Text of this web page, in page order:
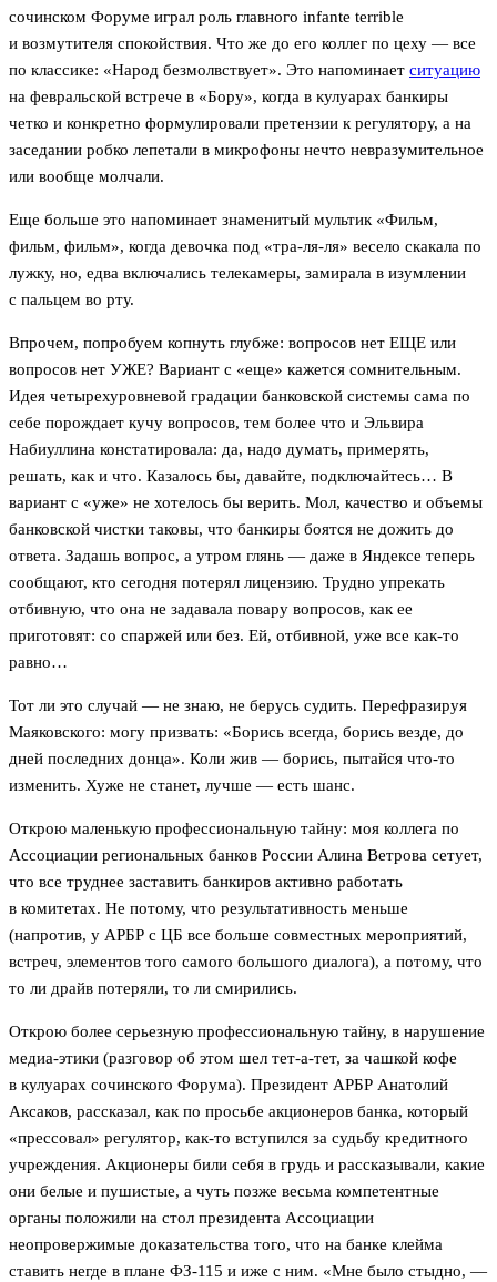
сочинском Форуме играл роль главного infante terrible
и возмутителя спокойствия. Что же до его коллег по цеху — все
по классике: «Народ безмолвствует». Это напоминает ситуацию
на февральской встрече в «Бору», когда в кулуарах банкиры
четко и конкретно формулировали претензии к регулятору, а на
заседании робко лепетали в микрофоны нечто невразумительное
или вообще молчали.
Еще больше это напоминает знаменитый мультик «Фильм,
фильм, фильм», когда девочка под «тра-ля-ля» весело скакала по
лужку, но, едва включались телекамеры, замирала в изумлении
с пальцем во рту.
Впрочем, попробуем копнуть глубже: вопросов нет ЕЩЕ или
вопросов нет УЖЕ? Вариант с «еще» кажется сомнительным.
Идея четырехуровневой градации банковской системы сама по
себе порождает кучу вопросов, тем более что и Эльвира
Набиуллина констатировала: да, надо думать, примерять,
решать, как и что. Казалось бы, давайте, подключайтесь… В
вариант с «уже» не хотелось бы верить. Мол, качество и объемы
банковской чистки таковы, что банкиры боятся не дожить до
ответа. Задашь вопрос, а утром глянь — даже в Яндексе теперь
сообщают, кто сегодня потерял лицензию. Трудно упрекать
отбивную, что она не задавала повару вопросов, как ее
приготовят: со спаржей или без. Ей, отбивной, уже все как-то
равно…
Тот ли это случай — не знаю, не берусь судить. Перефразируя
Маяковского: могу призвать: «Борись всегда, борись везде, до
дней последних донца». Коли жив — борись, пытайся что-то
изменить. Хуже не станет, лучше — есть шанс.
Открою маленькую профессиональную тайну: моя коллега по
Ассоциации региональных банков России Алина Ветрова сетует,
что все труднее заставить банкиров активно работать
в комитетах. Не потому, что результативность меньше
(напротив, у АРБР с ЦБ все больше совместных мероприятий,
встреч, элементов того самого большого диалога), а потому, что
то ли драйв потеряли, то ли смирились.
Открою более серьезную профессиональную тайну, в нарушение
медиа-этики (разговор об этом шел тет-а-тет, за чашкой кофе
в кулуарах сочинского Форума). Президент АРБР Анатолий
Аксаков, рассказал, как по просьбе акционеров банка, который
«прессовал» регулятор, как-то вступился за судьбу кредитного
учреждения. Акционеры били себя в грудь и рассказывали, какие
они белые и пушистые, а чуть позже весьма компетентные
органы положили на стол президента Ассоциации
неопровержимые доказательства того, что на банке клейма
ставить негде в плане ФЗ-115 и иже с ним. «Мне было стыдно, —